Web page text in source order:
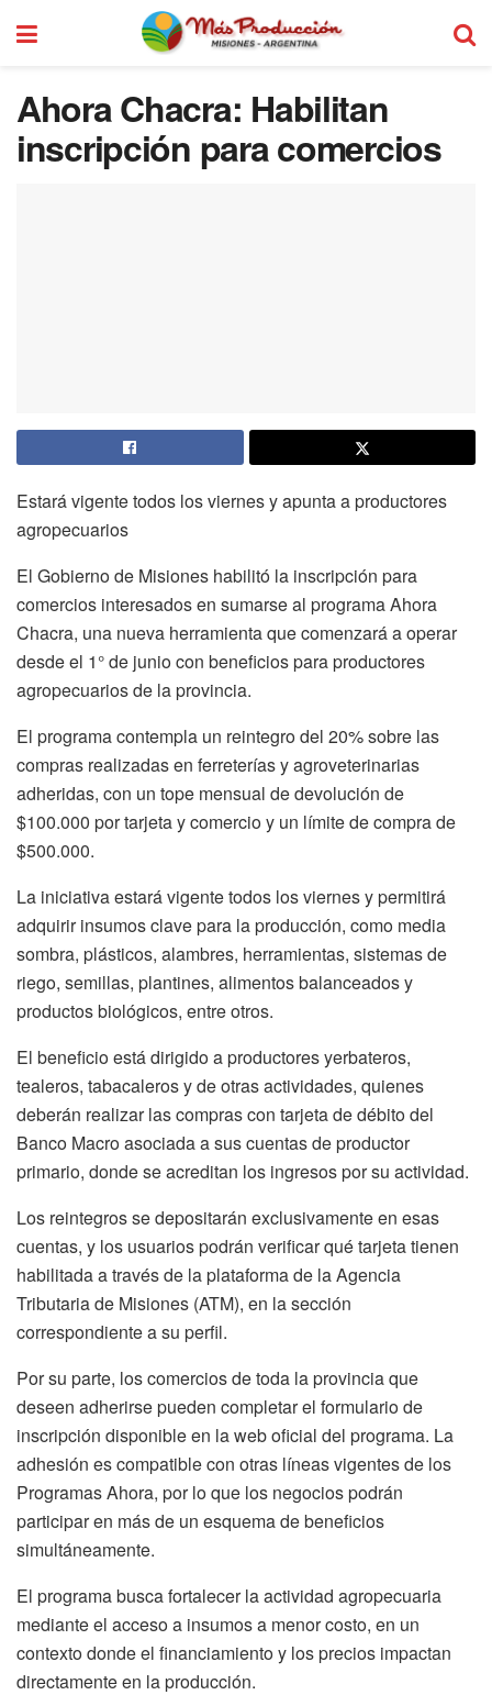
Ahora Chacra: Habilitan
inscripción para comercios
Estará vigente todos los viernes y apunta a productores
agropecuarios
El Gobierno de Misiones habilitó la inscripción para
comercios interesados en sumarse al programa Ahora
Chacra, una nueva herramienta que comenzará a operar
desde el 1° de junio con beneficios para productores
agropecuarios de la provincia.
El programa contempla un reintegro del 20% sobre las
compras realizadas en ferreterías y agroveterinarias
adheridas, con un tope mensual de devolución de
$100.000 por tarjeta y comercio y un límite de compra de
$500.000.
La iniciativa estará vigente todos los viernes y permitirá
adquirir insumos clave para la producción, como media
sombra, plásticos, alambres, herramientas, sistemas de
riego, semillas, plantines, alimentos balanceados y
productos biológicos, entre otros.
El beneficio está dirigido a productores yerbateros,
tealeros, tabacaleros y de otras actividades, quienes
deberán realizar las compras con tarjeta de débito del
Banco Macro asociada a sus cuentas de productor
primario, donde se acreditan los ingresos por su actividad.
Los reintegros se depositarán exclusivamente en esas
cuentas, y los usuarios podrán verificar qué tarjeta tienen
habilitada a través de la plataforma de la Agencia
Tributaria de Misiones (ATM), en la sección
correspondiente a su perfil.
Por su parte, los comercios de toda la provincia que
deseen adherirse pueden completar el formulario de
inscripción disponible en la web oficial del programa. La
adhesión es compatible con otras líneas vigentes de los
Programas Ahora, por lo que los negocios podrán
participar en más de un esquema de beneficios
simultáneamente.
El programa busca fortalecer la actividad agropecuaria
mediante el acceso a insumos a menor costo, en un
contexto donde el financiamiento y los precios impactan
directamente en la producción.